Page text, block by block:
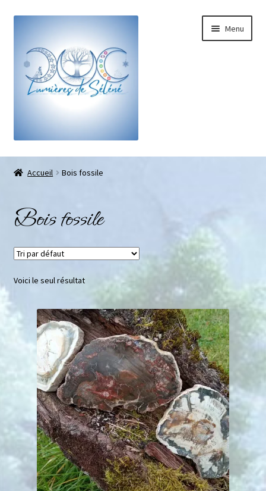
Menu
Boutique
Pierres brutes
Galets
Bracelets enfant
Bracelets femme
Bracelets homme
Bracelets Shamballa
Bracelets cheville
Pendentifs
Portes pierres en macramé
Accueil Bois fossile
Bois fossile
Voici le seul résultat